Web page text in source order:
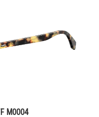
M0004